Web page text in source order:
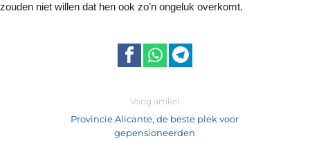
zouden niet willen dat hen ook zo’n ongeluk overkomt.
Vorig artikel
Provincie Alicante, de beste plek voor
gepensioneerden